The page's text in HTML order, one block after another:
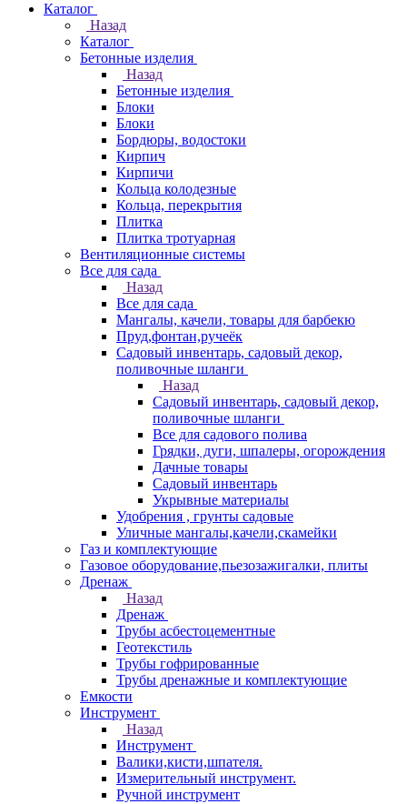
Каталог
Назад
Каталог
Бетонные изделия
Назад
Бетонные изделия
Блоки
Блоки
Бордюры, водостоки
Кирпич
Кирпичи
Кольца колодезные
Кольца, перекрытия
Плитка
Плитка тротуарная
Вентиляционные системы
Все для сада
Назад
Все для сада
Мангалы, качели, товары для барбекю
Пруд,фонтан,ручеёк
Садовый инвентарь, садовый декор,
поливочные шланги
Назад
Садовый инвентарь, садовый декор,
поливочные шланги
Все для садового полива
Грядки, дуги, шпалеры, огорождения
Дачные товары
Садовый инвентарь
Укрывные материалы
Удобрения , грунты садовые
Уличные мангалы,качели,скамейки
Газ и комплектующие
Газовое оборудование,пьезозажигалки, плиты
Дренаж
Назад
Дренаж
Трубы асбестоцементные
Геотекстиль
Трубы гофрированные
Трубы дренажные и комплектующие
Емкости
Инструмент
Назад
Инструмент
Валики,кисти,шпателя.
Измерительный инструмент.
Ручной инструмент